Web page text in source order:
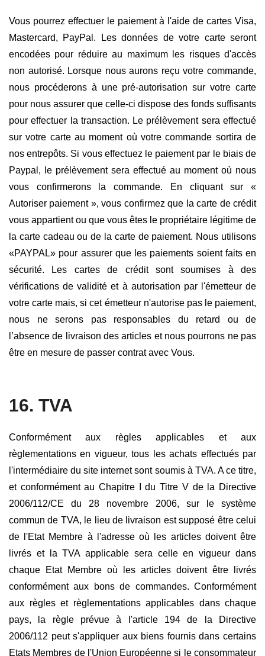
Vous pourrez effectuer le paiement à l'aide de cartes Visa,
Mastercard, PayPal. Les données de votre carte seront
encodées pour réduire au maximum les risques d'accès
non autorisé. Lorsque nous aurons reçu votre commande,
nous procéderons à une pré-autorisation sur votre carte
pour nous assurer que celle-ci dispose des fonds suffisants
pour effectuer la transaction. Le prélèvement sera effectué
sur votre carte au moment où votre commande sortira de
nos entrepôts. Si vous effectuez le paiement par le biais de
Paypal, le prélèvement sera effectué au moment où nous
vous confirmerons la commande. En cliquant sur «
Autoriser paiement », vous confirmez que la carte de crédit
vous appartient ou que vous êtes le propriétaire légitime de
la carte cadeau ou de la carte de paiement. Nous utilisons
«PAYPAL» pour assurer que les paiements soient faits en
sécurité. Les cartes de crédit sont soumises à des
vérifications de validité et à autorisation par l'émetteur de
votre carte mais, si cet émetteur n'autorise pas le paiement,
nous ne serons pas responsables du retard ou de
l’absence de livraison des articles et nous pourrons ne pas
être en mesure de passer contrat avec Vous.
16. TVA
Conformément aux règles applicables et aux
règlementations en vigueur, tous les achats effectués par
l'intermédiaire du site internet sont soumis à TVA. A ce titre,
et conformément au Chapitre I du Titre V de la Directive
2006/112/CE du 28 novembre 2006, sur le système
commun de TVA, le lieu de livraison est supposé être celui
de l'Etat Membre à l'adresse où les articles doivent être
livrés et la TVA applicable sera celle en vigueur dans
chaque Etat Membre où les articles doivent être livrés
conformément aux bons de commandes. Conformément
aux règles et règlementations applicables dans chaque
pays, la règle prévue à l'article 194 de la Directive
2006/112 peut s'appliquer aux biens fournis dans certains
Etats Membres de l'Union Européenne si le consommateur